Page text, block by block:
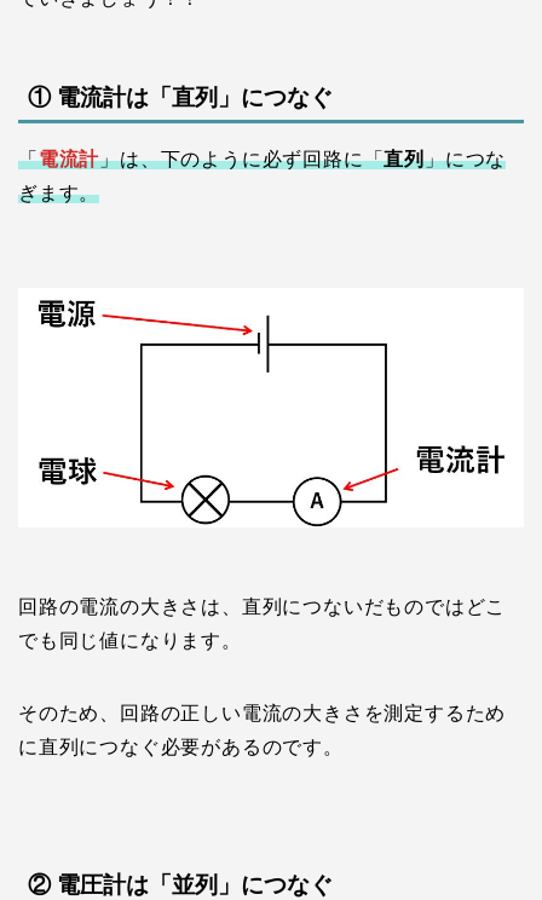
① 電流計は「直列」につなぐ
「電流計」は、下のように必ず回路に「直列」につな
ぎます。
回路の電流の大きさは、直列につないだものではどこ
でも同じ値になります。
そのため、回路の正しい電流の大きさを測定するため
に直列につなぐ必要があるのです。
② 電圧計は「並列」につなぐ